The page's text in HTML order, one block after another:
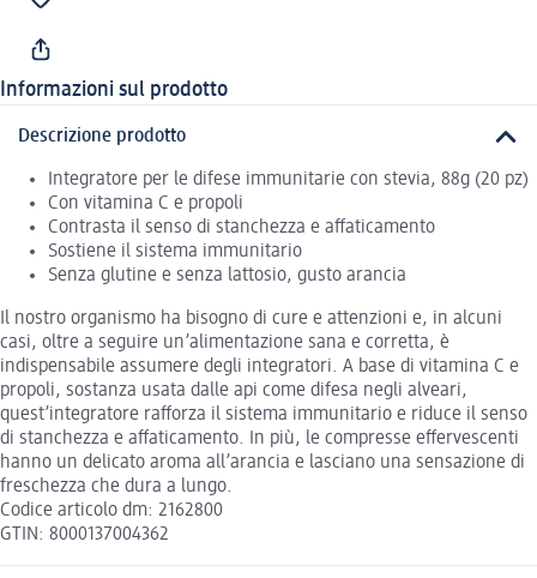
Informazioni sul prodotto
Descrizione prodotto
Integratore per le difese immunitarie con stevia, 88g (20 pz)
Con vitamina C e propoli
Contrasta il senso di stanchezza e affaticamento
Sostiene il sistema immunitario
Senza glutine e senza lattosio, gusto arancia
Il nostro organismo ha bisogno di cure e attenzioni e, in alcuni
casi, oltre a seguire un’alimentazione sana e corretta, è
indispensabile assumere degli integratori. A base di vitamina C e
propoli, sostanza usata dalle api come difesa negli alveari,
quest’integratore rafforza il sistema immunitario e riduce il senso
di stanchezza e affaticamento. In più, le compresse effervescenti
hanno un delicato aroma all’arancia e lasciano una sensazione di
freschezza che dura a lungo.
Codice articolo dm: 2162800
GTIN: 8000137004362